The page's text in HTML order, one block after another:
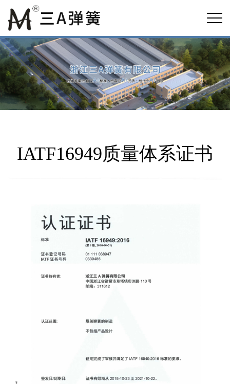
IATF16949质量体系证书